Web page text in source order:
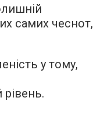
самих чеснот,
у тому,